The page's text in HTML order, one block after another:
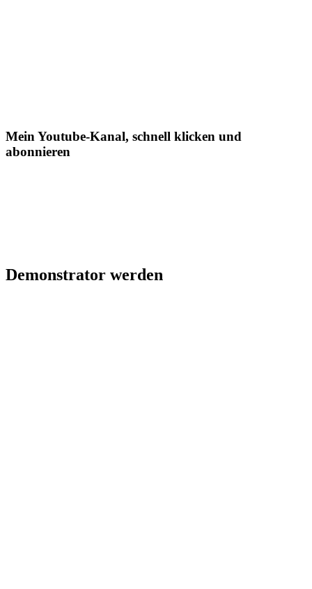
Mein Youtube-Kanal, schnell klicken und
abonnieren
Demonstrator werden